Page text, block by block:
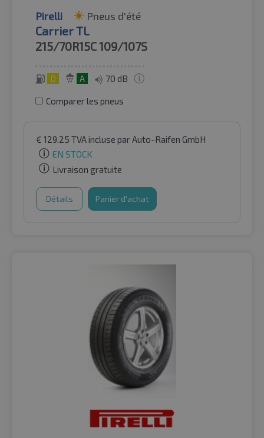
Pirelli Pneus d'été
Carrier TL
215/70R15C109/107S
D A 70 dB
Comparer les pneus
€ 129.25 TVA incluse par Auto-Raifen GmbH
EN STOCK
Livraison gratuite
Détails Panier d'achat